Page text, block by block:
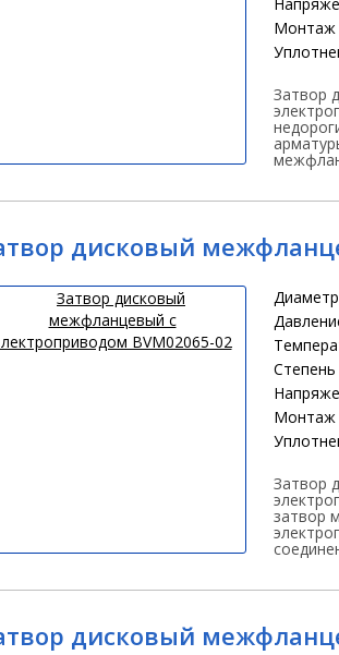
Монтаж
Затвор
дисковый
Монтаж
Затвор
затвор
дисковый